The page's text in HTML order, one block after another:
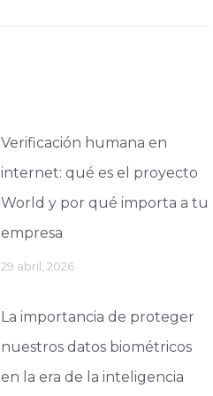
Verificación humana en
internet: qué es el proyecto
World y por qué importa a tu
empresa
29 abril, 2026
La importancia de proteger
nuestros datos biométricos
en la era de la inteligencia